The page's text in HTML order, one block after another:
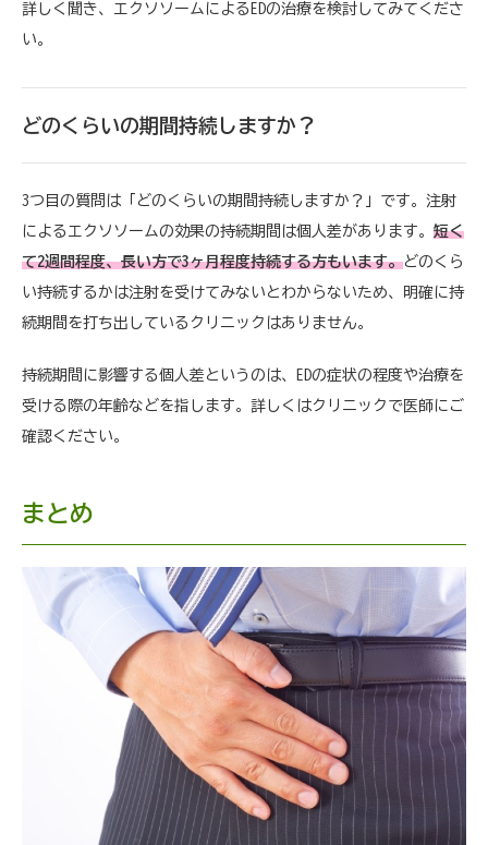
詳しく聞き、エクソソームによるEDの治療を検討してみてくださ
い。
どのくらいの期間持続しますか？
3つ目の質問は「どのくらいの期間持続しますか？」です。注射
によるエクソソームの効果の持続期間は個人差があります。 短く
て2週間程度、長い方で3ヶ月程度持続する方もいます。どのくら
い持続するかは注射を受けてみないとわからないため、明確に持
続期間を打ち出しているクリニックはありません。
持続期間に影響する個人差というのは、EDの症状の程度や治療を
受ける際の年齢などを指します。詳しくはクリニックで医師にご
確認ください。
まとめ